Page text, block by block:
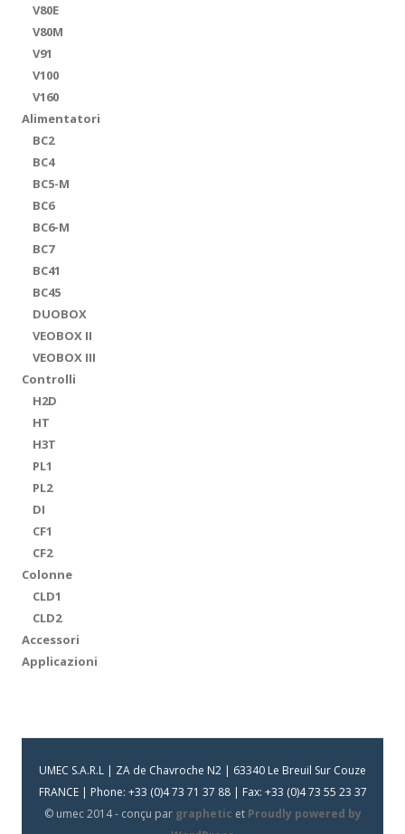
V80E
V80M
V91
V100
V160
Alimentatori
BC2
BC4
BC5-M
BC6
BC6-M
BC7
BC41
BC45
DUOBOX
VEOBOX II
VEOBOX III
Controlli
H2D
HT
H3T
PL1
PL2
DI
CF1
CF2
Colonne
CLD1
CLD2
Accessori
Applicazioni
UMEC S.A.R.L | ZA de Chavroche N2 | 63340 Le Breuil Sur Couze
FRANCE | Phone: +33 (0)4 73 71 37 88 | Fax: +33 (0)4 73 55 23 37
© umec 2014 - conçu par graphetic et Proudly powered by